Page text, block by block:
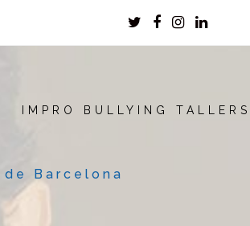
Twitter
Facebook
IMPRO BULLYING TALLERS
Barcelona